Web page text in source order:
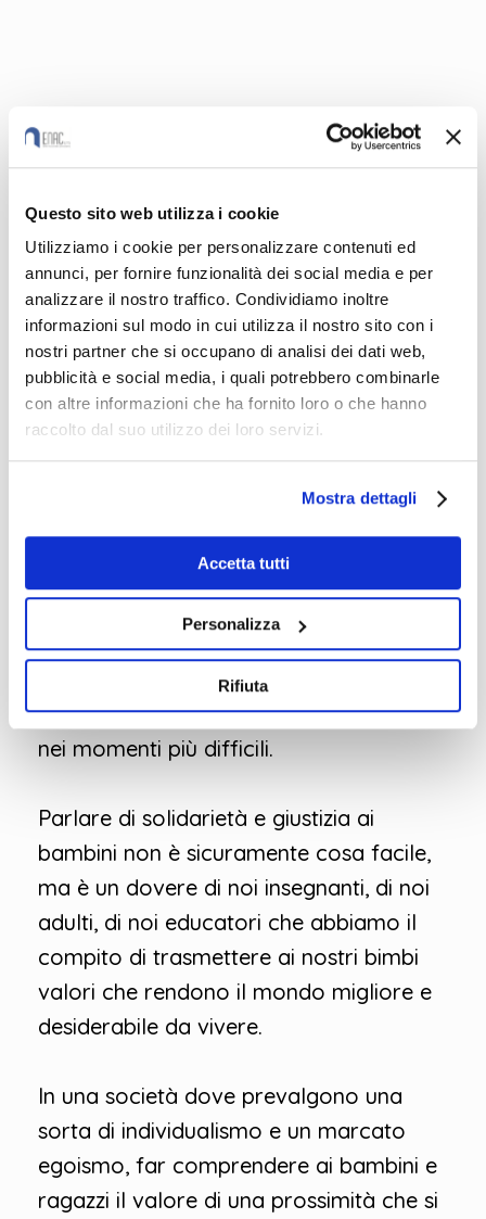
Questo sito web utilizza i cookie
Utilizziamo i cookie per personalizzare contenuti ed
annunci, per fornire funzionalità dei social media e per
analizzare il nostro traffico. Condividiamo inoltre
informazioni sul modo in cui utilizza il nostro sito con i
nostri partner che si occupano di analisi dei dati web,
pubblicità e social media, i quali potrebbero combinarle
con altre informazioni che ha fornito loro o che hanno
raccolto dal suo utilizzo dei loro servizi.
Mostra dettagli
Accetta tutti
Personalizza
Rifiuta
Questi termini, per svariati aspetti,
riportano i bambini ai valori ormai,
purtroppo, dimenticati: la gioia e
l’amicizia, che nascono e si consolidano
durante gli anni scolastici, l’umiltà di
ammettere i propri errori e di mettersi in
un’ottica di ascolto; la speranza, che
deve alimentare le coscienze dei più
piccini da cui dipende il futuro
dell’umanità; il riassaporare la bellezza
della natura circostante e del silenzio
che aiuta a ritrovare calma e serenità
nei momenti più difficili.
Parlare di solidarietà e giustizia ai
bambini non è sicuramente cosa facile,
ma è un dovere di noi insegnanti, di noi
adulti, di noi educatori che abbiamo il
compito di trasmettere ai nostri bimbi
valori che rendono il mondo migliore e
desiderabile da vivere.
In una società dove prevalgono una
sorta di individualismo e un marcato
egoismo, far comprendere ai bambini e
ragazzi il valore di una prossimità che si